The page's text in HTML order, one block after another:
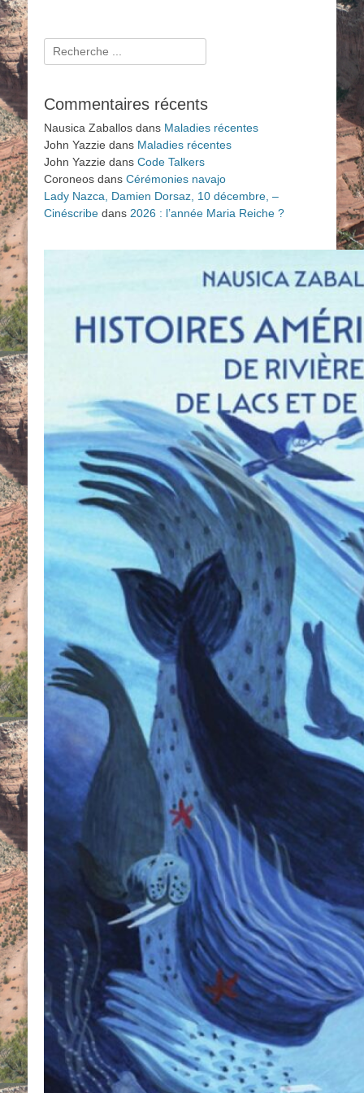
Rechercher :
Commentaires récents
Nausica Zaballos dans Maladies récentes
John Yazzie dans Maladies récentes
John Yazzie dans Code Talkers
Coroneos dans Cérémonies navajo
Lady Nazca, Damien Dorsaz, 10 décembre, –
Cinéscribe dans 2026 : l’année Maria Reiche ?